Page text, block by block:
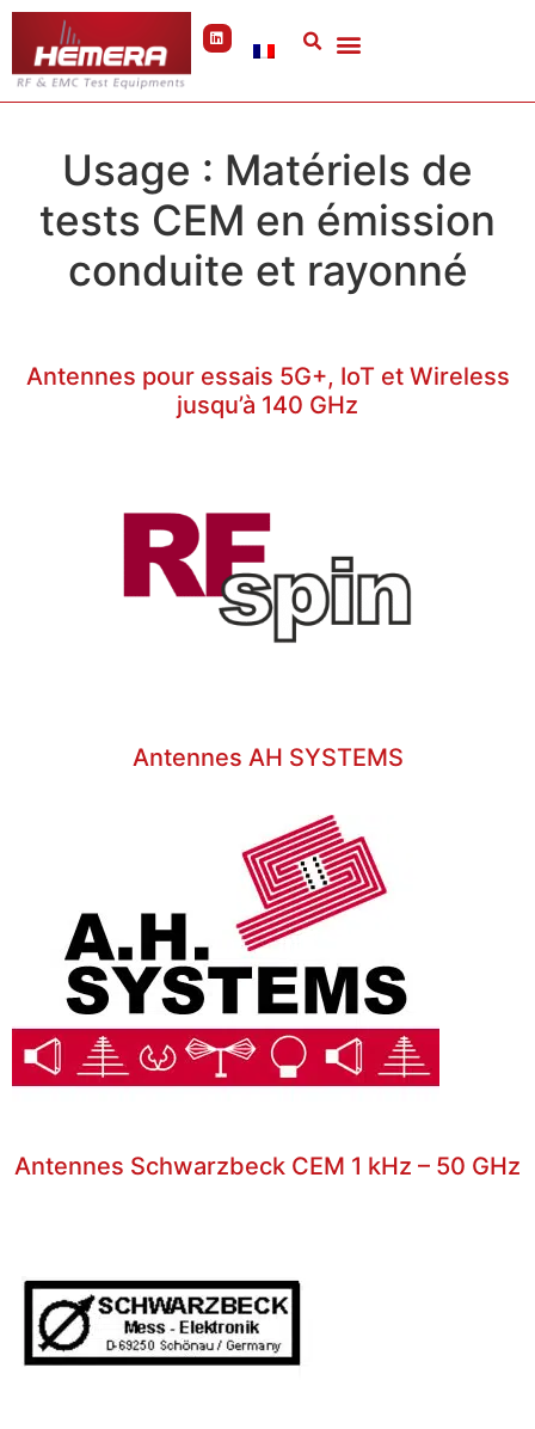
Panneau de gestion des cookies
Usage : Matériels de
tests CEM en émission
conduite et rayonné
Antennes pour essais 5G+, IoT et Wireless
jusqu’à 140 GHz
Antennes AH SYSTEMS
Antennes Schwarzbeck CEM 1 kHz – 50 GHz